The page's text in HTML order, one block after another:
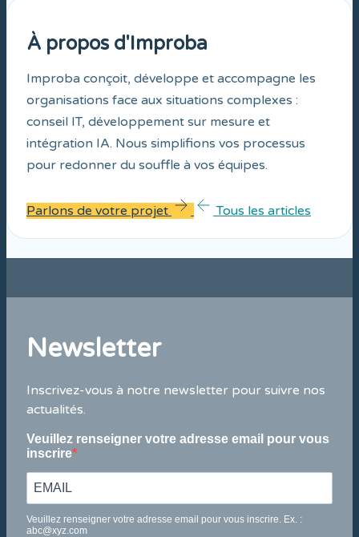
À propos d'Improba
Improba conçoit, développe et accompagne les
organisations face aux situations complexes :
conseil IT, développement sur mesure et
intégration IA. Nous simplifions vos processus
pour redonner du souffle à vos équipes.
Parlons de votre projet Tous les articles
Newsletter
Inscrivez-vous à notre newsletter pour suivre nos
actualités.
Veuillez renseigner votre adresse email pour vous
inscrire
Veuillez renseigner votre adresse email pour vous inscrire. Ex. :
abc@xyz.com